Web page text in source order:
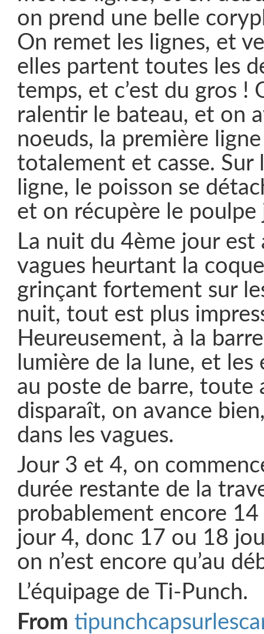
on prend une belle
On remet les lignes, et
elles partent toutes les
temps, et c’est du gros !
ralentir le bateau, et on
noeuds, la première
totalement et casse. Sur
ligne, le poisson se
et on récupère le poulpe
La nuit du 4ème jour est
vagues heurtant la
grinçant fortement sur
nuit, tout est plus
Heureusement, à la
lumière de la lune, et les
au poste de barre, toute
disparaît, on avance
dans les vagues.
Jour 3 et 4, on
durée restante de la
probablement encore
jour 4, donc 17 ou 18
on n’est encore qu’au
L’équipage de Ti-Punch.
From